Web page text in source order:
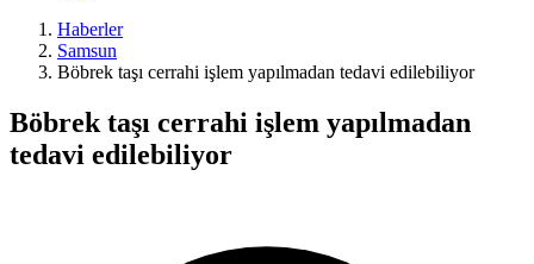
Haberler
Samsun
Böbrek taşı cerrahi işlem yapılmadan tedavi edilebiliyor
Böbrek taşı cerrahi işlem yapılmadan
tedavi edilebiliyor